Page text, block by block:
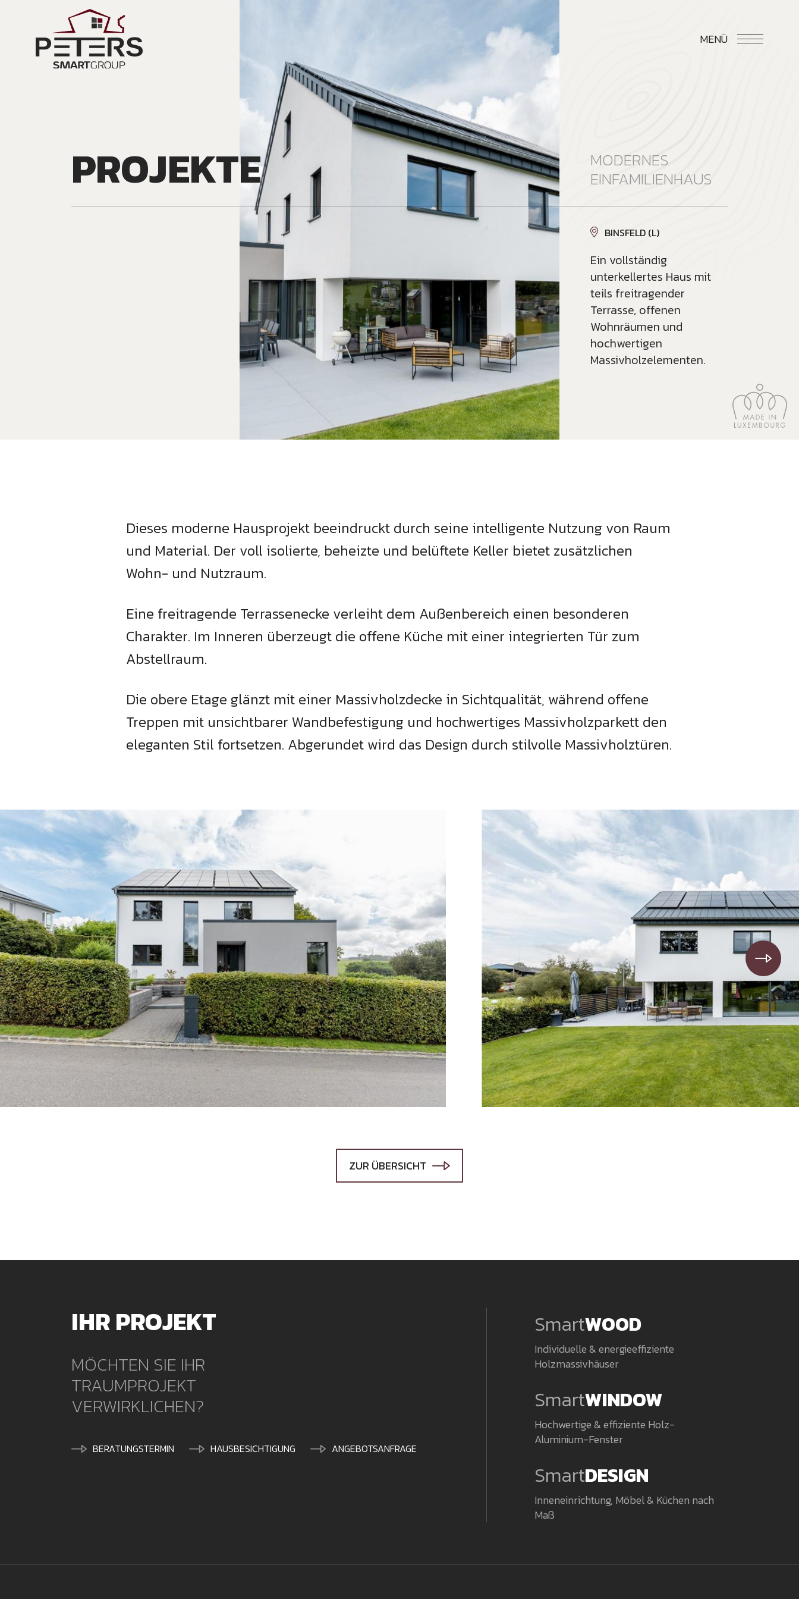
MENÜ
PROJEKTE MODERNES
EINFAMILIENHAUS
BINSFELD (L)
Ein vollständig
unterkellertes Haus mit
teils freitragender
Terrasse, offenen
Wohnräumen und
hochwertigen
Massivholzelementen.
Dieses moderne Hausprojekt beeindruckt durch seine intelligente Nutzung von Raum
und Material. Der voll isolierte, beheizte und belüftete Keller bietet zusätzlichen
Wohn- und Nutzraum.
Eine freitragende Terrassenecke verleiht dem Außenbereich einen besonderen
Charakter. Im Inneren überzeugt die offene Küche mit einer integrierten Tür zum
Abstellraum.
Die obere Etage glänzt mit einer Massivholzdecke in Sichtqualität, während offene
Treppen mit unsichtbarer Wandbefestigung und hochwertiges Massivholzparkett den
eleganten Stil fortsetzen. Abgerundet wird das Design durch stilvolle Massivholztüren.
ZUR ÜBERSICHT
IHR PROJEKT
MÖCHTEN SIE IHR
TRAUMPROJEKT
VERWIRKLICHEN?
BERATUNGSTERMIN HAUSBESICHTIGUNG ANGEBOTSANFRAGE
SmartWOOD
Individuelle & energieeffiziente
Holzmassivhäuser
SmartWINDOW
Hochwertige & effiziente Holz-
Aluminium-Fenster
SmartDESIGN
Inneneinrichtung, Möbel & Küchen nach
Maß